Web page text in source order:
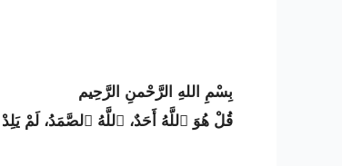
بِسْمِ اللهِ الرَّحْمنِ الرَّحِيم
قُلْ هُوَ ٱللَّهُ أَحَدٌ، ٱللَّهُ ٱلصَّمَدُ، لَمْ